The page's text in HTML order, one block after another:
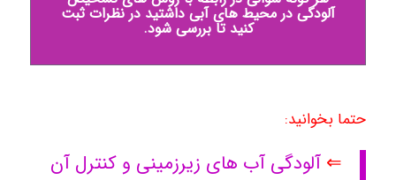
آلودگی در محیط های آبی داشتید در نظرات ثبت
کنید تا بررسی شود.
حتما بخوانید:
⇐ آلودگی آب های زیرزمینی و کنترل آن